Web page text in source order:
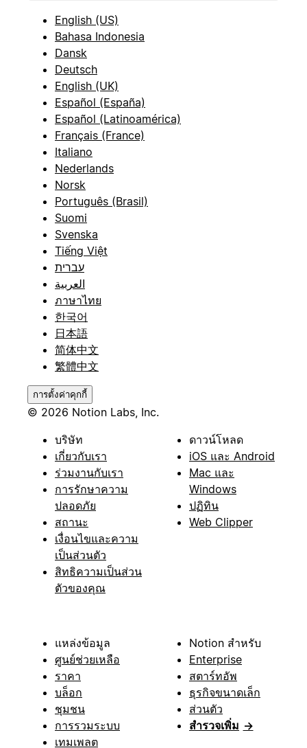
English (US)
Bahasa Indonesia
Dansk
Deutsch
English (UK)
Español (España)
Español (Latinoamérica)
Français (France)
Italiano
Nederlands
Norsk
Português (Brasil)
Suomi
Svenska
Tiếng Việt
עברית
العربية
ภาษาไทย
한국어
日本語
简体中文
繁體中文
การตั้งค่าคุกกี้
© 2026 Notion Labs, Inc.
บริษัท
เกี่ยวกับเรา
ร่วมงานกับเรา
การรักษาความ
ปลอดภัย
สถานะ
เงื่อนไขและความ
เป็นส่วนตัว
สิทธิความเป็นส่วน
ตัวของคุณ
ดาวน์โหลด
iOS และ Android
Mac และ
Windows
ปฏิทิน
Web Clipper
แหล่งข้อมูล
ศูนย์ช่วยเหลือ
ราคา
บล็อก
ชุมชน
การรวมระบบ
เทมเพลต
Notion สำหรับ
Enterprise
สตาร์ทอัพ
ธุรกิจขนาดเล็ก
ส่วนตัว
สำรวจเพิ่ม →